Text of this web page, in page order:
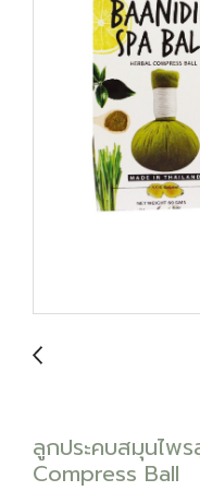
ลูกประคบสมุนไพ
Compress Ball